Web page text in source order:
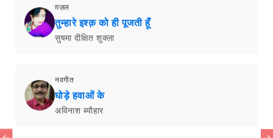
ग़ज़ल
तुम्हारे इश्क़ को ही पूजती हूँ
सुषमा दीक्षित शुक्ला
नवगीत
घोड़े हवाओं के
अविनाश ब्यौहार